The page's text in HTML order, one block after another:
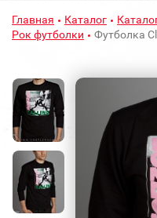
Главная Каталог
Рок футболки
Футболка